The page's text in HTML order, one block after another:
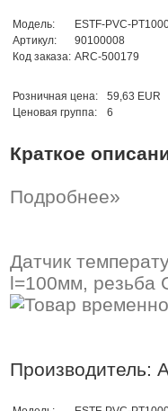
Модель:
ESTF-PVC-
Артикул:
90100008
Код заказа: ARC-500179
Розничная цена:
59,63 EUR
Ценовая группа:
6
Краткое
Подробнее»
Датчик
l=100мм, резьба
Производитель: